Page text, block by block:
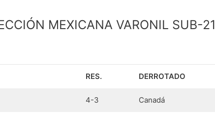
MEXICANA VARONIL SUB-21
RES. DERROTADO
4-3 Canadá